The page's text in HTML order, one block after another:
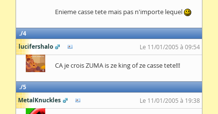
Enieme casse tete mais pas n'importe lequel
4
lucifershalo
Le 11/01/2005 à 09:54
CA je crois ZUMA is ze king of ze casse tete!!!
5
MetalKnuckles
Le 11/01/2005 à 19:38